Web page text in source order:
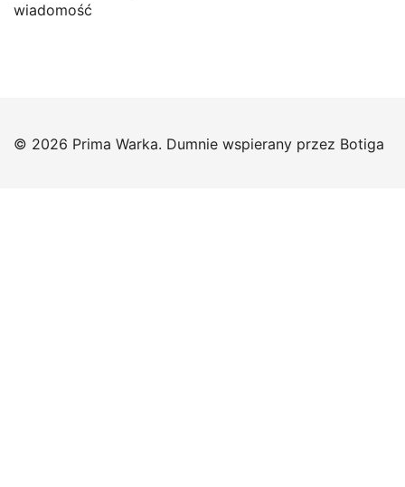
wiadomość
© 2026 Prima Warka. Dumnie wspierany przez Botiga